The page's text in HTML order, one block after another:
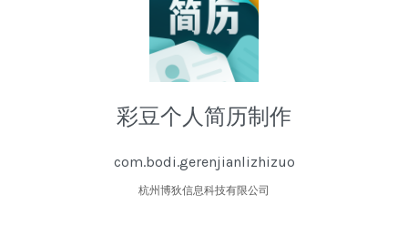
彩豆个人简历制作
com.bodi.gerenjianlizhizuo
杭州博狄信息科技有限公司